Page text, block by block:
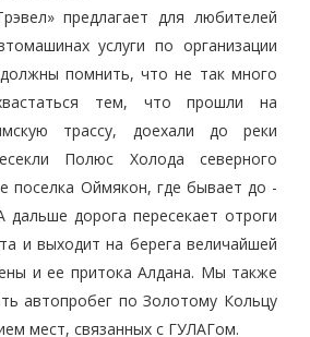
предлагает для любителей
услуги по организации
помнить, что не так много
тем, что прошли на
трассу, доехали до реки
Полюс Холода северного
поселка Оймякон, где бывает до -
дорога пересекает отроги
и выходит на берега величайшей
и ее притока Алдана. Мы также
автопробег по Золотому Кольцу
мест, связанных с ГУЛАГом.